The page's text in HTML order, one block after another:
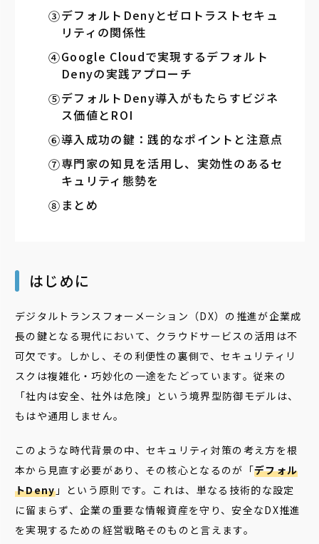
デフォルトDenyとゼロトラストセキュ
リティの関係性
Google Cloudで実現するデフォルト
Denyの実践アプローチ
デフォルトDeny導入がもたらすビジネ
ス価値とROI
導入成功の鍵：践的なポイントと注意点
専門家の知見を活用し、実効性のあるセ
キュリティ態勢を
まとめ
はじめに
デジタルトランスフォーメーション（DX）の推進が企業成
長の鍵となる現代において、クラウドサービスの活用は不
可欠です。しかし、その利便性の裏側で、セキュリティリ
スクは複雑化・巧妙化の一途をたどっています。従来の
「社内は安全、社外は危険」という境界型防御モデルは、
もはや通用しません。
このような時代背景の中、セキュリティ対策の考え方を根
本から見直す必要があり、その核心となるのが「デフォル
トDeny」という原則です。これは、単なる技術的な設定
に留まらず、企業の重要な情報資産を守り、安全なDX推進
を実現するための経営戦略そのものと言えます。